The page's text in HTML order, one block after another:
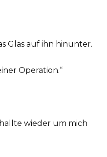
Glas auf ihn hinunter.
Operation.“
wieder um mich